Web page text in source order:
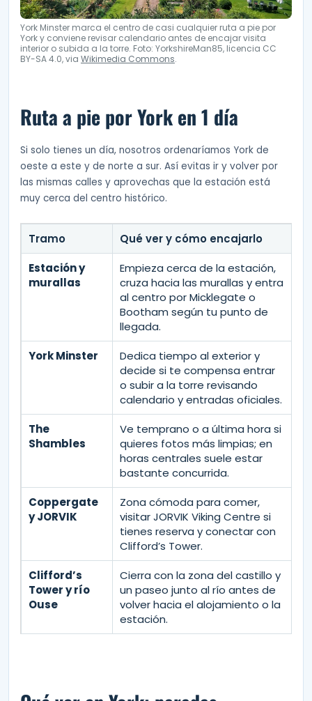
York Minster marca el centro de casi cualquier ruta a pie por
York y conviene revisar calendario antes de encajar visita
interior o subida a la torre. Foto: YorkshireMan85, licencia CC
BY-SA 4.0, via Wikimedia Commons.
Ruta a pie por York en 1 día
Si solo tienes un día, nosotros ordenaríamos York de
oeste a este y de norte a sur. Así evitas ir y volver por
las mismas calles y aprovechas que la estación está
muy cerca del centro histórico.
Tramo
Qué ver y cómo encajarlo
Estación y
murallas
Empieza cerca de la estación,
cruza hacia las murallas y entra
al centro por Micklegate o
Bootham según tu punto de
llegada.
York Minster
Dedica tiempo al exterior y
decide si te compensa entrar
o subir a la torre revisando
calendario y entradas oficiales.
The
Shambles
Ve temprano o a última hora si
quieres fotos más limpias; en
horas centrales suele estar
bastante concurrida.
Coppergate
y JORVIK
Zona cómoda para comer,
visitar JORVIK Viking Centre si
tienes reserva y conectar con
Clifford’s Tower.
Clifford’s
Tower y río
Ouse
Cierra con la zona del castillo y
un paseo junto al río antes de
volver hacia el alojamiento o la
estación.